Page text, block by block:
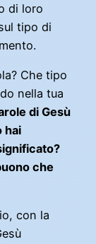
di loro
tipo di
Che tipo
nella tua
di Gesù
hai
che
con la